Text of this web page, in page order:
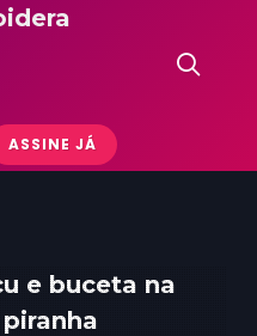
ASSINE JÁ
e buceta na